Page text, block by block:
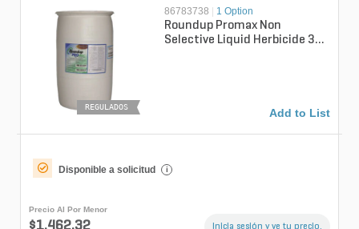
REGULADOS
86783738 1 Option
Roundup Promax Non
Selective Liquid Herbicide 30
Add to List
Disponible a solicitud i
Precio Al Por Menor
Inicia sesión y ve tu precio.